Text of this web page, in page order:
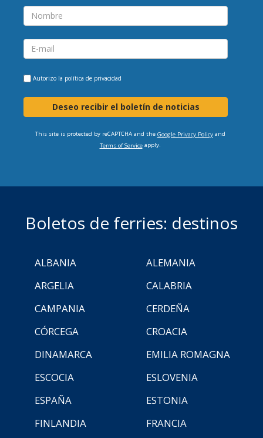
Autorizo la política de privacidad
Deseo recibir el boletín de noticias
This site is protected by reCAPTCHA and the Google Privacy Policyand
Terms of Serviceapply.
Boletos de ferries: destinos
ALBANIA
ALEMANIA
ARGELIA
CALABRIA
CAMPANIA
CERDEÑA
CÓRCEGA
CROACIA
DINAMARCA
EMILIA ROMAGNA
ESCOCIA
ESLOVENIA
ESPAÑA
ESTONIA
FINLANDIA
FRANCIA